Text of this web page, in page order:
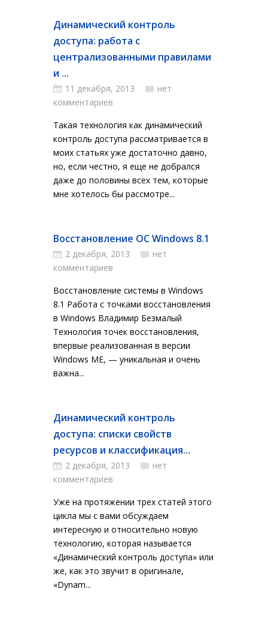
Динамический контроль
доступа: работа с
централизованными правилами
и ...
11 декабря, 2013
нет
комментариев
Такая технология как динамический
контроль доступа рассматривается в
моих статьях уже достаточно давно,
но, если честно, я еще не добрался
даже до половины всех тем, которые
мне хотелось бы рассмотре...
Восстановление ОС Windows 8.1
2 декабря, 2013
нет
комментариев
Восстановление системы в Windows
8.1 Работа с точками восстановления
в Windows Владимир Безмалый
Технология точек восстановления,
впервые реализованная в версии
Windows ME, — уникальная и очень
важна...
Динамический контроль
доступа: списки свойств
ресурсов и классификация...
2 декабря, 2013
нет
комментариев
Уже на протяжении трех статей этого
цикла мы с вами обсуждаем
интересную и относительно новую
технологию, которая называется
«Динамический контроль доступа» или
же, как это звучит в оригинале,
«Dynam...